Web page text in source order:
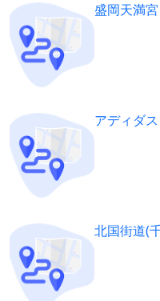
盛岡天満宮
アディダ
北国街道(